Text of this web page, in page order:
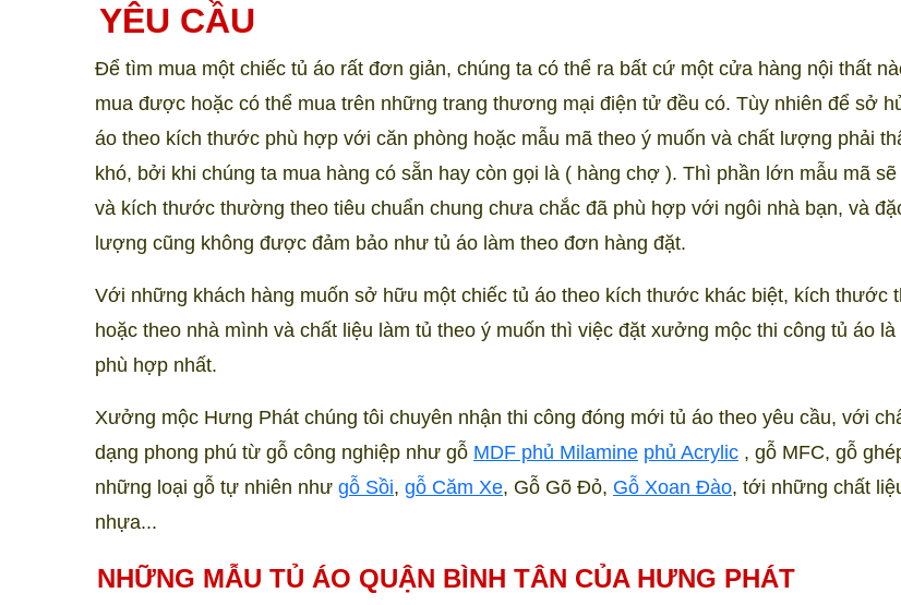
YÊU CẦU
Để tìm mua một chiếc tủ áo rất đơn giản, chúng ta có thể ra bất cứ một cửa hàng nội thất
mua được hoặc có thể mua trên những trang thương mại điện tử đều có. Tùy nhiên để sở
áo theo kích thước phù hợp với căn phòng hoặc mẫu mã theo ý muốn và chất lượng phải
khó, bởi khi chúng ta mua hàng có sẵn hay còn gọi là ( hàng chợ ). Thì phần lớn mẫu mã
và kích thước thường theo tiêu chuẩn chung chưa chắc đã phù hợp với ngôi nhà bạn, và
lượng cũng không được đảm bảo như tủ áo làm theo đơn hàng đặt.
Với những khách hàng muốn sở hữu một chiếc tủ áo theo kích thước khác biệt, kích thước
hoặc theo nhà mình và chất liệu làm tủ theo ý muốn thì việc đặt xưởng mộc thi công tủ áo
phù hợp nhất.
Xưởng mộc Hưng Phát chúng tôi chuyên nhận thi công đóng mới tủ áo theo yêu cầu, với
dạng phong phú từ gỗ công nghiệp như gỗ MDF phủ Milamine phủ Acrylic , gỗ MFC, gỗ
những loại gỗ tự nhiên như gỗ Sồi, gỗ Căm Xe, Gỗ Gõ Đỏ, Gỗ Xoan Đào, tới những chất
nhựa...
NHỮNG MẪU TỦ ÁO QUẬN BÌNH TÂN CỦA HƯNG PHÁT